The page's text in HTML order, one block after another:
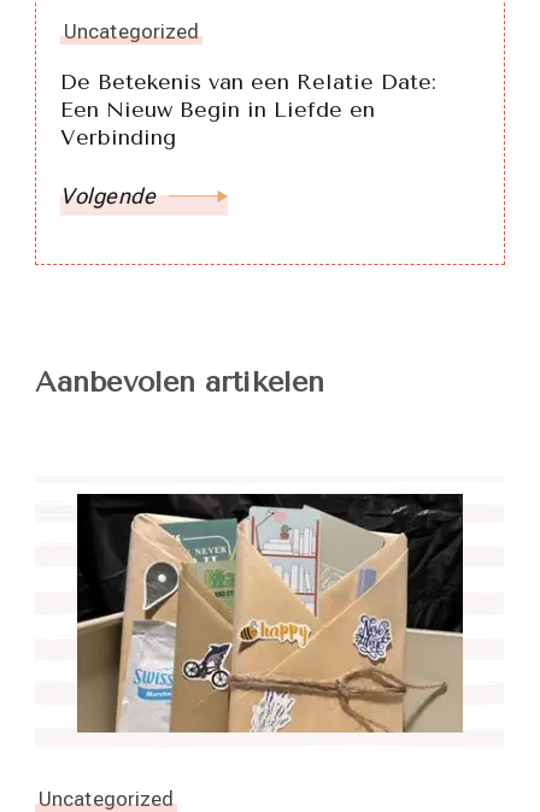
Uncategorized
De Betekenis van een Relatie Date:
Een Nieuw Begin in Liefde en
Verbinding
Volgende
Aanbevolen artikelen
Uncategorized